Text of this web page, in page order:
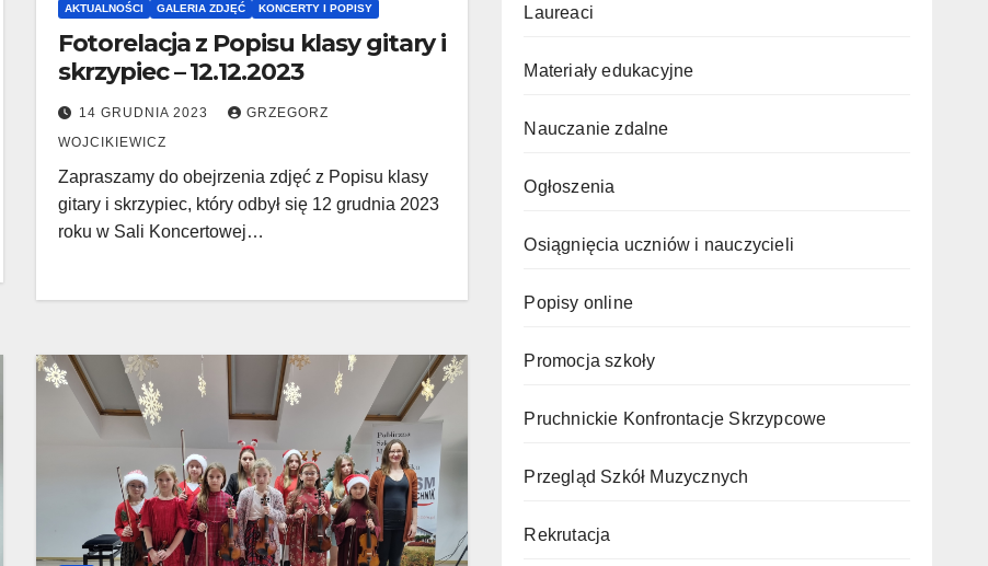
AKTUALNOŚCI GALERIA ZDJĘĆ KONCERTY I POPISY
Fotorelacja z Popisu klasy gitary i
skrzypiec – 12.12.2023
14 GRUDNIA 2023
GRZEGORZ
WOJCIKIEWICZ
Zapraszamy do obejrzenia zdjęć z Popisu klasy
gitary i skrzypiec, który odbył się 12 grudnia 2023
roku w Sali Koncertowej…
Laureaci
Materiały edukacyjne
Nauczanie zdalne
Ogłoszenia
Osiągnięcia uczniów i nauczycieli
Popisy online
Promocja szkoły
Pruchnickie Konfrontacje Skrzypcowe
Przegląd Szkół Muzycznych
Rekrutacja